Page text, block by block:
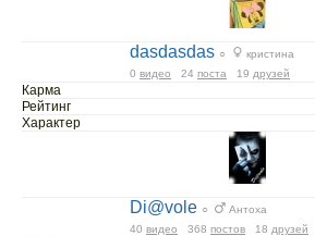
dasdasdas ○
кристина
0 видео 24 поста 19 друзей
Карма
Рейтинг
Характер
Di@vole ○
Антоха
40 видео 368 постов 18 друзей